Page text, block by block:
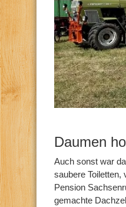
Daumen
Auch sonst war
saubere
Pension
gemachte